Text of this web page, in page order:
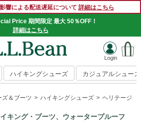
響による配送遅延について 詳細はこちら
Price 期間限定 最大 50％OFF！
詳細はこちら
ハイキングシューズ カジュアルシューズ
ズ＆ブーツ ハイキングシューズ ヘリテージ・
キング・ブーツ、ウォータープルーフ